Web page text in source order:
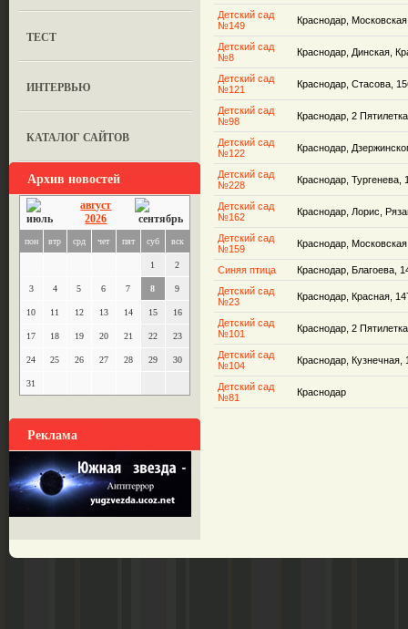
ТЕСТ
ИНТЕРВЬЮ
КАТАЛОГ САЙТОВ
Архив новостей
август
2026
пон втр срд чет пят суб вск
1 2
3 4 5 6 7 8 9
10 11 12 13 14 15 16
17 18 19 20 21 22 23
24 25 26 27 28 29 30
31
Реклама
Детский сад
№149
Краснодар,
Детский сад
№8
Краснодар, Динская,
Детский сад
№121
Краснодар, Стасова,
Детский сад
№98
Краснодар, 2
Детский сад
№122
Краснодар,
Детский сад
№228
Краснодар, Тургенева,
Детский сад
№162
Краснодар, Лорис,
Детский сад
№159
Краснодар,
Синяя птица
Краснодар, Благоева,
Детский сад
№23
Краснодар, Красная,
Детский сад
№101
Краснодар, 2
Детский сад
№104
Краснодар, Кузнечная,
Детский сад
№81
Краснодар